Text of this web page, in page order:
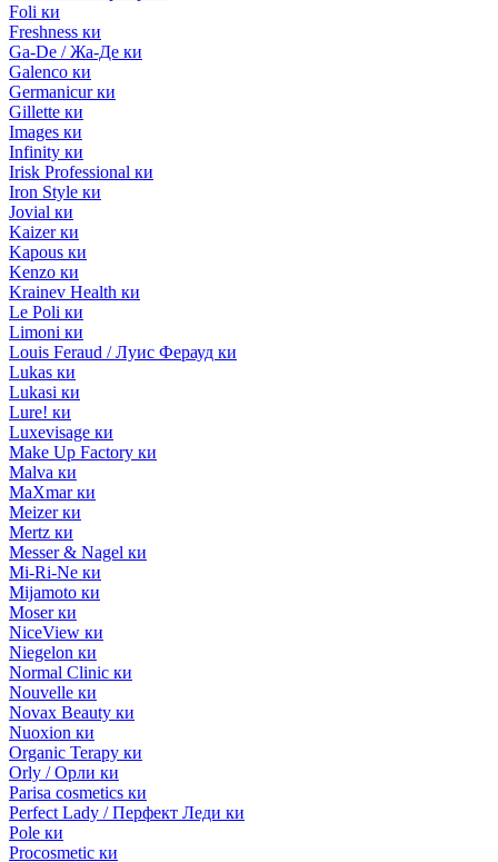
Foli ки
Freshness ки
Ga-De / Жа-Де ки
Galenco ки
Germanicur ки
Gillette ки
Images ки
Infinity ки
Irisk Professional ки
Iron Style ки
Jovial ки
Kaizer ки
Kapous ки
Kenzo ки
Krainev Health ки
Le Poli ки
Limoni ки
Louis Feraud / Луис Ферауд ки
Lukas ки
Lukasi ки
Lure! ки
Luxevisage ки
Make Up Factory ки
Malva ки
MaXmar ки
Meizer ки
Mertz ки
Messer & Nagel ки
Mi-Ri-Ne ки
Mijamoto ки
Moser ки
NiceView ки
Niegelon ки
Normal Clinic ки
Nouvelle ки
Novax Beauty ки
Nuoxion ки
Organic Terapy ки
Orly / Орли ки
Parisa cosmetics ки
Perfect Lady / Перфект Леди ки
Pole ки
Procosmetic ки